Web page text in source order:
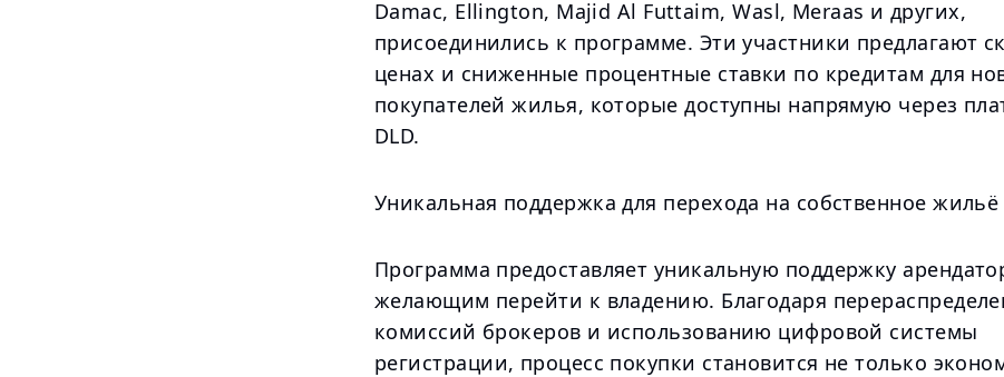
Damac, Ellington, Majid Al Futtaim, Wasl, Meraas и других,
присоединились к программе. Эти участники предлагают
ценах и сниженные процентные ставки по кредитам для
покупателей жилья, которые доступны напрямую через
DLD.
Уникальная поддержка для перехода на собственное жильё
Программа предоставляет уникальную поддержку
желающим перейти к владению. Благодаря
комиссий брокеров и использованию цифровой системы
регистрации, процесс покупки становится не только